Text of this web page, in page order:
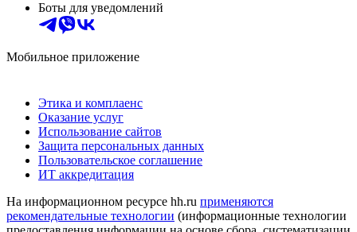
Боты для уведомлений
Мобильное приложение
Этика и комплаенс
Оказание услуг
Использование сайтов
Защита персональных данных
Пользовательское соглашение
ИТ аккредитация
На информационном ресурсе hh.ru применяются
рекомендательные технологии (информационные технологии